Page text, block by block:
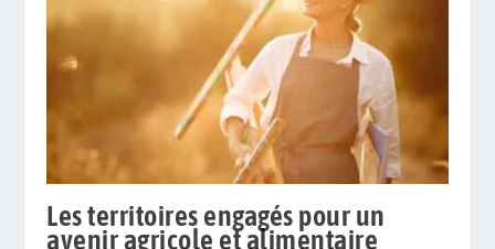
Les territoires engagés pour un
avenir agricole et alimentaire